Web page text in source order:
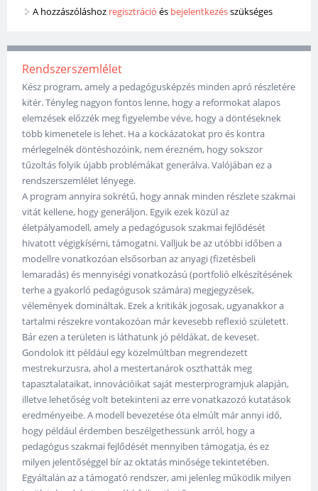
A hozzászóláshoz regisztráció és bejelentkezésszükséges
Rendszerszemlélet
Kész program, amely a pedagógusképzés minden apró részletére
kitér. Tényleg nagyon fontos lenne, hogy a reformokat alapos
elemzések előzzék meg figyelembe véve, hogy a döntéseknek
több kimenetele is lehet. Ha a kockázatokat pro és kontra
mérlegelnék döntéshozóink, nem érezném, hogy sokszor
tűzoltás folyik újabb problémákat generálva. Valójában ez a
rendszerszemlélet lényege.
A program annyira sokrétű, hogy annak minden részlete szakmai
vitát kellene, hogy generáljon. Egyik ezek közül az
életpályamodell, amely a pedagógusok szakmai fejlődését
hivatott végigkísérni, támogatni. Valljuk be az utóbbi időben a
modellre vonatkozóan elsősorban az anyagi (fizetésbeli
lemaradás) és mennyiségi vonatkozású (portfolió elkészítésének
terhe a gyakorló pedagógusok számára) megjegyzések,
vélemények domináltak. Ezek a kritikák jogosak, ugyanakkor a
tartalmi részekre vontakozóan már kevesebb reflexió született.
Bár ezen a területen is láthatunk jó példákat, de keveset.
Gondolok itt például egy közelmúltban megrendezett
mestrekurzusra, ahol a mestertanárok oszthatták meg
tapasztalataikat, innovációikat saját mesterprogramjuk alapján,
illetve lehetőség volt betekinteni az erre vonatkazozó kutatások
eredményeibe. A modell bevezetése óta elmúlt már annyi idő,
hogy például érdemben beszélgethessünk arról, hogy a
pedagógus szakmai fejlődését mennyiben támogatja, és ez
milyen jelentőséggel bír az oktatás minősége tekintetében.
Egyáltalán az a támogató rendszer, ami jelenleg működik milyen